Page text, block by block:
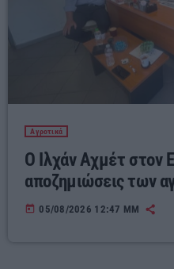
Αγροτικά
Ο Ιλχάν Αχμέτ στον
αποζημιώσεις των
today 05/08/2026 12:47 ΜΜ